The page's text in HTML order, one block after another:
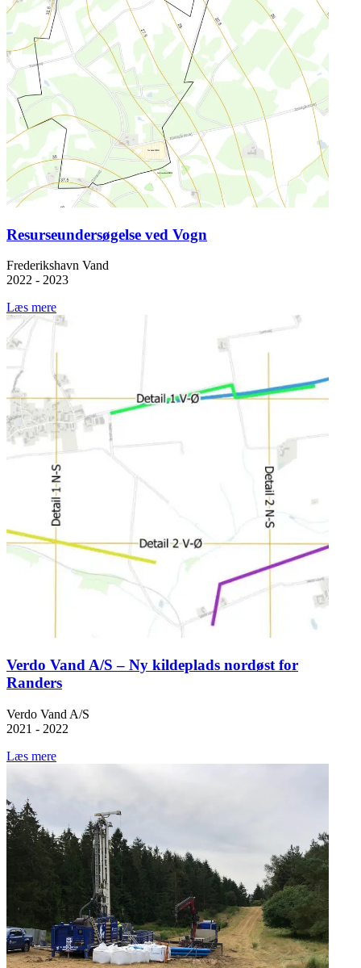
Resurseundersøgelse ved Vogn
Frederikshavn Vand
2022 - 2023
Læs mere
Verdo Vand A/S – Ny kildeplads nordøst for
Randers
Verdo Vand A/S
2021 - 2022
Læs mere